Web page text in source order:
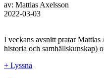
av: Mattias Axelsson
2022-03-03
I veckans avsnitt pratar
historia och samhällskunskap)
+ Lyssna